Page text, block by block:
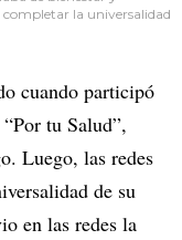
completar la universalidad
cuando participó
tu Salud”,
Luego, las redes
de su
en las redes la